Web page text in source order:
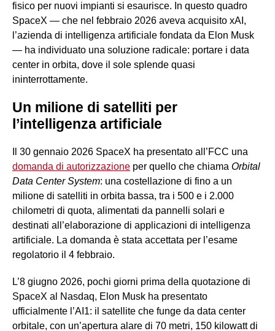
fisico per nuovi impianti si esaurisce. In questo quadro
SpaceX — che nel febbraio 2026 aveva acquisito xAI,
l’azienda di intelligenza artificiale fondata da Elon Musk
— ha individuato una soluzione radicale: portare i data
center in orbita, dove il sole splende quasi
ininterrottamente.
Un milione di satelliti per
l’intelligenza artificiale
Il 30 gennaio 2026 SpaceX ha presentato all’FCC una
domanda di autorizzazione per quello che chiama Orbital
Data Center System: una costellazione di fino a un
milione di satelliti in orbita bassa, tra i 500 e i 2.000
chilometri di quota, alimentati da pannelli solari e
destinati all’elaborazione di applicazioni di intelligenza
artificiale. La domanda è stata accettata per l’esame
regolatorio il 4 febbraio.
L’8 giugno 2026, pochi giorni prima della quotazione di
SpaceX al Nasdaq, Elon Musk ha presentato
ufficialmente l’AI1: il satellite che funge da data center
orbitale, con un’apertura alare di 70 metri, 150 kilowatt di